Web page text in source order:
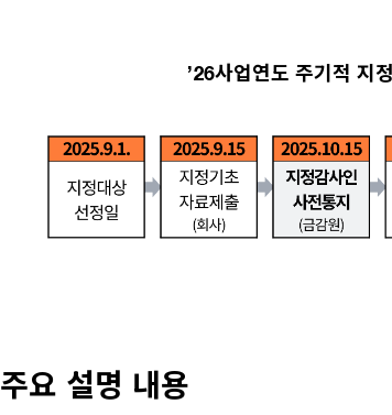
’26사업연도 주기적 지
주요 설명 내용